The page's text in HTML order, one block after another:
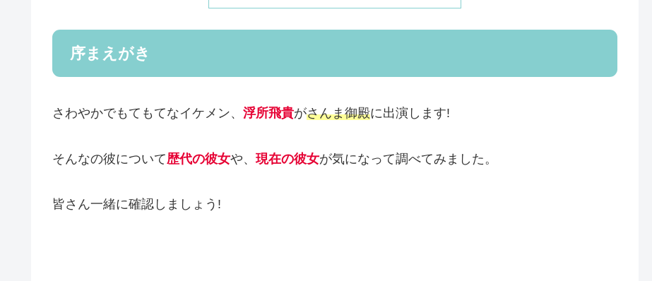
序まえがき
さわやかでもてもてなイケメン、 浮所飛貴がさんま御殿に出演します!
そんなの彼について歴代の彼女や、 現在の彼女が気になって調べてみました。
皆さん一緒に確認しましょう!